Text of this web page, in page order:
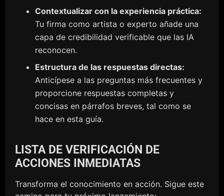
Contextualizar con la experiencia práctica:
Tu firma como artista o experto añade una
capa de credibilidad verificable que las IA
reconocen.
Estructura de las respuestas directas:
Anticípese a las preguntas más frecuentes y
proporcione respuestas completas y
concisas en párrafos breves, tal como se
hace en esta guía.
LISTA DE VERIFICACIÓN DE
ACCIONES INMEDIATAS
Transforma el conocimiento en acción. Sigue este